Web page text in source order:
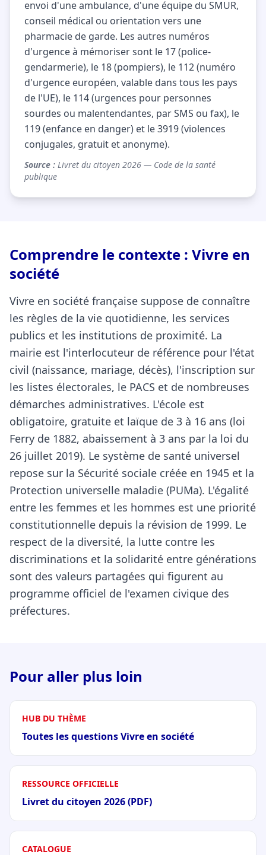
envoi d'une ambulance, d'une équipe du SMUR,
conseil médical ou orientation vers une
pharmacie de garde. Les autres numéros
d'urgence à mémoriser sont le 17 (police-
gendarmerie), le 18 (pompiers), le 112 (numéro
d'urgence européen, valable dans tous les pays
de l'UE), le 114 (urgences pour personnes
sourdes ou malentendantes, par SMS ou fax), le
119 (enfance en danger) et le 3919 (violences
conjugales, gratuit et anonyme).
Source : Livret du citoyen 2026 — Code de la santé
publique
Comprendre le contexte : Vivre en
société
Vivre en société française suppose de connaître
les règles de la vie quotidienne, les services
publics et les institutions de proximité. La
mairie est l'interlocuteur de référence pour l'état
civil (naissance, mariage, décès), l'inscription sur
les listes électorales, le PACS et de nombreuses
démarches administratives. L'école est
obligatoire, gratuite et laïque de 3 à 16 ans (loi
Ferry de 1882, abaissement à 3 ans par la loi du
26 juillet 2019). Le système de santé universel
repose sur la Sécurité sociale créée en 1945 et la
Protection universelle maladie (PUMa). L'égalité
entre les femmes et les hommes est une priorité
constitutionnelle depuis la révision de 1999. Le
respect de la diversité, la lutte contre les
discriminations et la solidarité entre générations
sont des valeurs partagées qui figurent au
programme officiel de l'examen civique des
préfectures.
Pour aller plus loin
HUB DU THÈME
Toutes les questions Vivre en société
RESSOURCE OFFICIELLE
Livret du citoyen 2026 (PDF)
CATALOGUE